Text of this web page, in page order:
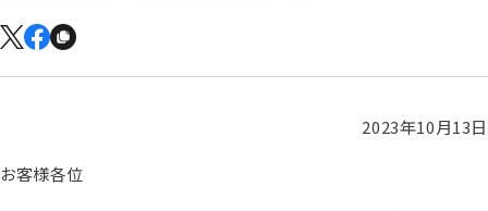
2023年10月13日
お客様各位